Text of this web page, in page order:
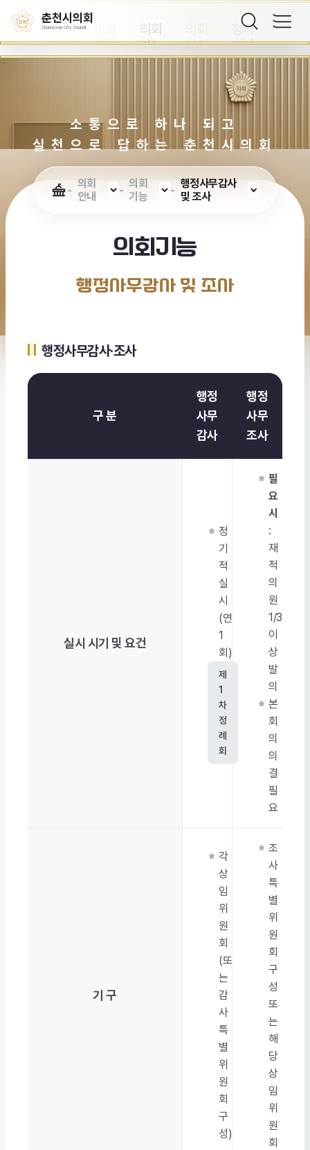
춘천시의회
Chuncheon City Council
의
장
실
구성
의회
기능
상징
청사
안내
소통으로 하나 되고
실천으로 답하는 춘천시의회
의회
안내
의회
기능
행정사무감사
및 조사
의회기능
행정사무감사 및 조사
행정사무감사·조사
구 분
행정
사무
감사
행정
사무
조사
실시 시기 및 요건
정
기
적
실
시
(연
1
회)
제
1
차
정
례
회
필
요
시
:
재
적
의
원
1/3
이
상
발
의
본
회
의
의
결
필
요
기 구
각
상
임
위
원
회
(또
는
감
사
특
별
위
원
회
구
성)
조
사
특
별
위
원
회
구
성
또
는
해
당
상
임
위
원
회